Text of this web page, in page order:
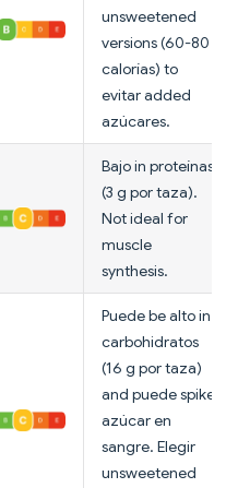
unsweetened
versions (60-80
calorías) to
evitar added
azúcares.
Bajo in proteínas
(3 g por taza).
Not ideal for
muscle
synthesis.
Puede be alto in
carbohidratos
(16 g por taza)
and puede spike
azúcar en
sangre. Elegir
unsweetened